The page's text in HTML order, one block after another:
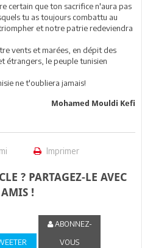
certain que ton sacrifice n'aura pas
tu as toujours combattu au
et notre patrie redeviendra
vents et marées, en dépit des
étrangers, le peuple tunisien
ne t'oubliera jamais!
Mohamed Mouldi Kefi
Imprimer
? PARTAGEZ-LE AVEC
!
ABONNEZ-
VOUS